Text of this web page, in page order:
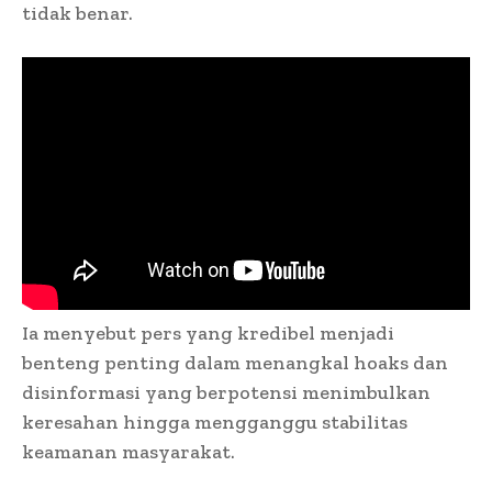
tidak benar.
Ia menyebut pers yang kredibel menjadi
benteng penting dalam menangkal hoaks dan
disinformasi yang berpotensi menimbulkan
keresahan hingga mengganggu stabilitas
keamanan masyarakat.